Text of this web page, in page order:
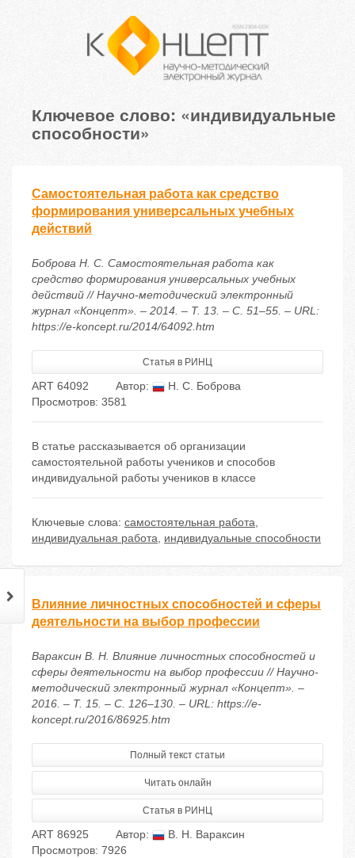
Ключевое слово: «индивидуальные
способности»
Самостоятельная работа как средство
формирования универсальных учебных
действий
Боброва Н. С. Самостоятельная работа как
средство формирования универсальных учебных
действий // Научно-методический электронный
журнал «Концепт». – 2014. – Т. 13. – С. 51–55. – URL:
https://e-koncept.ru/2014/64092.htm
Статья в РИНЦ
ART 64092 Автор:
Н. С. Боброва
Просмотров: 3581
В статье рассказывается об организации
самостоятельной работы учеников и способов
индивидуальной работы учеников в классе
Ключевые слова: самостоятельная работа,
индивидуальная работа, индивидуальные способности
Влияние личностных способностей и сферы
деятельности на выбор профессии
Вараксин В. Н. Влияние личностных способностей и
сферы деятельности на выбор профессии // Научно-
методический электронный журнал «Концепт». –
2016. – Т. 15. – С. 126–130. – URL: https://e-
koncept.ru/2016/86925.htm
Полный текст статьи
Читать онлайн
Статья в РИНЦ
ART 86925 Автор:
В. Н. Вараксин
Просмотров: 7926